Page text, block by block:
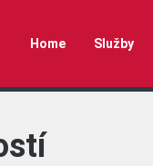
Home Služby